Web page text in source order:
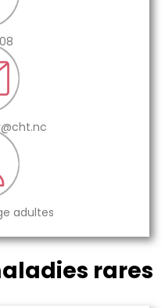
adultes
rares